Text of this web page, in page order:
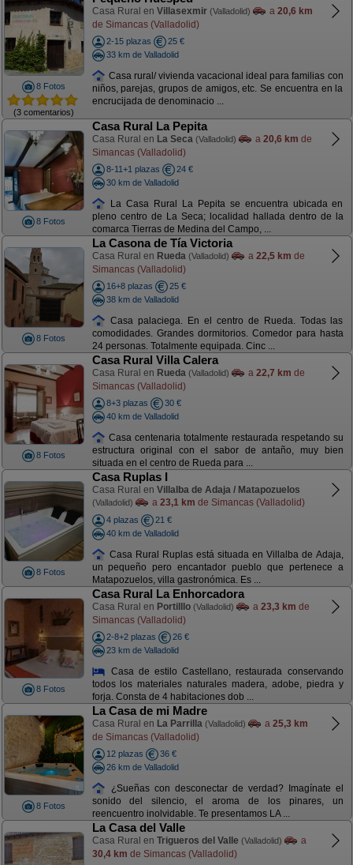
8 Fotos
(3 comentarios)
Casa Rural en Villasexmir (Valladolid) a 20,6 km
de Simancas (Valladolid)
2-15 plazas
25 €
33 km de Valladolid
Casa rural/ vivienda vacacional ideal para familias con
niños, parejas, grupos de amigos, etc. Se encuentra en la
encrucijada de denominacio ...
8 Fotos
Casa Rural La Pepita
Casa Rural en La Seca (Valladolid) a 20,6 km de
Simancas (Valladolid)
8-11+1 plazas
24 €
30 km de Valladolid
La Casa Rural La Pepita se encuentra ubicada en
pleno centro de La Seca; localidad hallada dentro de la
comarca Tierras de Medina del Campo, ...
8 Fotos
La Casona de Tía Victoria
Casa Rural en Rueda (Valladolid) a 22,5 km de
Simancas (Valladolid)
16+8 plazas
25 €
38 km de Valladolid
Casa palaciega. En el centro de Rueda. Todas las
comodidades. Grandes dormitorios. Comedor para hasta
24 personas. Totalmente equipada. Cinc ...
8 Fotos
Casa Rural Villa Calera
Casa Rural en Rueda (Valladolid) a 22,7 km de
Simancas (Valladolid)
8+3 plazas
30 €
40 km de Valladolid
Casa centenaria totalmente restaurada respetando su
estructura original con el sabor de antaño, muy bien
situada en el centro de Rueda para ...
8 Fotos
Casa Ruplas I
Casa Rural en Villalba de Adaja / Matapozuelos
(Valladolid) a 23,1 km de Simancas (Valladolid)
4 plazas
21 €
40 km de Valladolid
Casa Rural Ruplas está situada en Villalba de Adaja,
un pequeño pero encantador pueblo que pertenece a
Matapozuelos, villa gastronómica. Es ...
8 Fotos
Casa Rural La Enhorcadora
Casa Rural en Portilllo (Valladolid) a 23,3 km de
Simancas (Valladolid)
2-8+2 plazas
26 €
23 km de Valladolid
Casa de estilo Castellano, restaurada conservando
todos los materiales naturales madera, adobe, piedra y
forja. Consta de 4 habitaciones dob ...
8 Fotos
La Casa de mi Madre
Casa Rural en La Parrilla (Valladolid) a 25,3 km
de Simancas (Valladolid)
12 plazas
36 €
26 km de Valladolid
¿Sueñas con desconectar de verdad? Imagínate el
sonido del silencio, el aroma de los pinares, un
reencuentro inolvidable. Te presentamos LA ...
La Casa del Valle
Casa Rural en Trigueros del Valle (Valladolid)
a
30,4 km de Simancas (Valladolid)